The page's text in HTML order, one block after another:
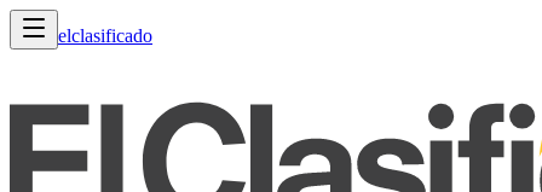
elclasificado